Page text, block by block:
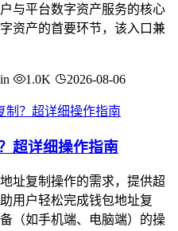
与平台数字资产服务的核心
资产的首要环节，该入口兼
1.0K 2026-08-06
超详细操作指南
址复制操作的需求，提供超
用户轻松完成钱包地址复
（如手机端、电脑端）的操